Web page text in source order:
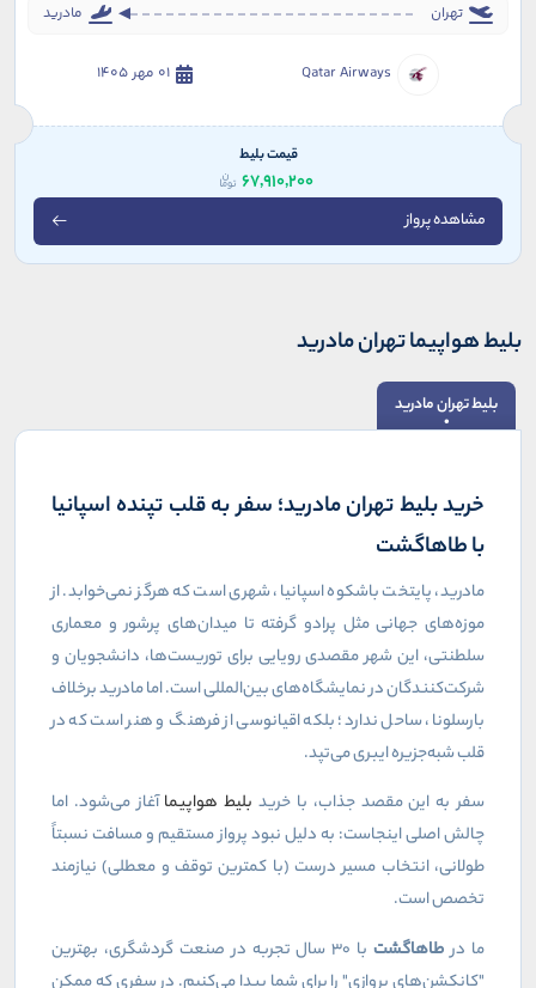
تهران مادرید
Qatar Airways 01 مهر 1405
قیمت بلیط
67,910,200
مشاهده پرواز
بلیط هواپیما تهران مادرید
بلیط تهران مادرید
خرید بلیط تهران مادرید؛ سفر به قلب تپنده اسپانیا
با طاهاگشت
مادرید، پایتخت باشکوه اسپانیا، شهری است که هرگز نمی‌خوابد. از
موزه‌های جهانی مثل پرادو گرفته تا میدان‌های پرشور و معماری
سلطنتی، این شهر مقصدی رویایی برای توریست‌ها، دانشجویان و
شرکت‌کنندگان در نمایشگاه‌های بین‌المللی است. اما مادرید برخلاف
بارسلونا، ساحل ندارد؛ بلکه اقیانوسی از فرهنگ و هنر است که در
قلب شبه‌جزیره ایبری می‌تپد.
سفر به این مقصد جذاب، با خرید بلیط هواپیماآغاز می‌شود. اما
چالش اصلی اینجاست: به دلیل نبود پرواز مستقیم و مسافت نسبتاً
طولانی، انتخاب مسیر درست (با کمترین توقف و معطلی) نیازمند
تخصص است.
ما درطاهاگشت
با ۳۰ سال تجربه در صنعت گردشگری، بهترین
"کانکشن‌های پروازی" را برای شما پیدا می‌کنیم. در سفری که ممکن